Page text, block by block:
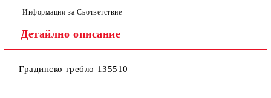
Ние ще се свържем с вас в рамките на работния ден, за
Информация за Съответствие
Детайлно описание
Градинско гребло 135510